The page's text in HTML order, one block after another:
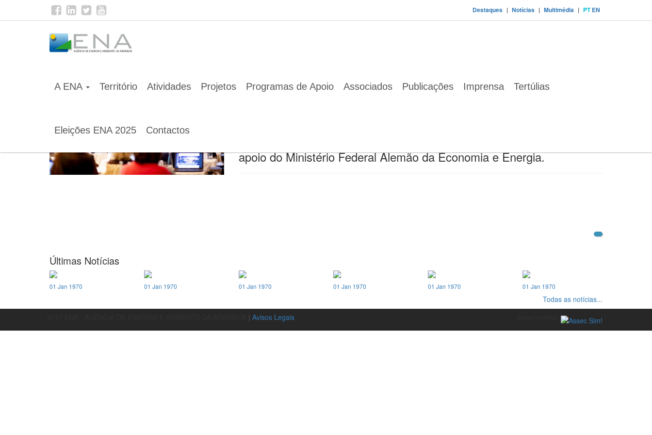
Destaques | Notícias | Multimédia | PT EN
A ENA Território Atividades Projetos Programas de Apoio Associados Publicações Imprensa Tertúlias
Eleições ENA 2025 Contactos
Home Notícias
I Simpósio Luso-Alemão de Smart Cities "Digitalização,
apoio do Ministério Federal Alemão da Economia e Energia.
Últimas Notícias
01 Jan 1970 01 Jan 1970 01 Jan 1970 01 Jan 1970 01 Jan 1970 01 Jan 1970
Todas as notícias...
| Avisos Legais